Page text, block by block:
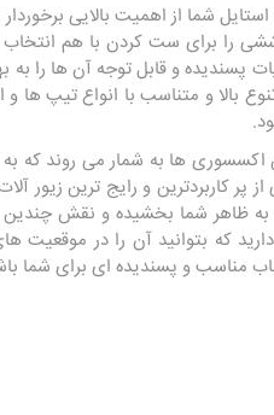
شما از اهمیت بالایی
را برای ست کردن با هم انتخاب
پسندیده و قابل توجه آن ها را
بالا و متناسب با انواع تیپ ها
اکسسوری ها به شمار می روند که
کاربردترین و رایج ترین زیور
به ظاهر شما بخشیده و نقش
دارید که بتوانید آن را در
مناسب و پسندیده ای برای شما